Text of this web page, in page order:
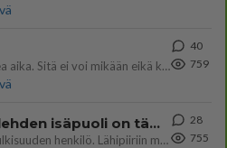
Kohtaamme jälleen kun on oikea aika. Sitä ei voi mikään eikä kukaan estää <3 <3
40
759
Tiesitkö? Martina Aitolehden isäpuoli on tämä suosittu laulaja
Martina Aitolehti on seurattu julkisuuden henkilö. Lähipiiriin mahtuu muitakin tunnettuja henkilöitä. Tiesitkö, että Ma
28
755